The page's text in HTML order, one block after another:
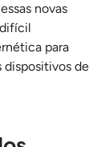
novas
para
dispositivos de